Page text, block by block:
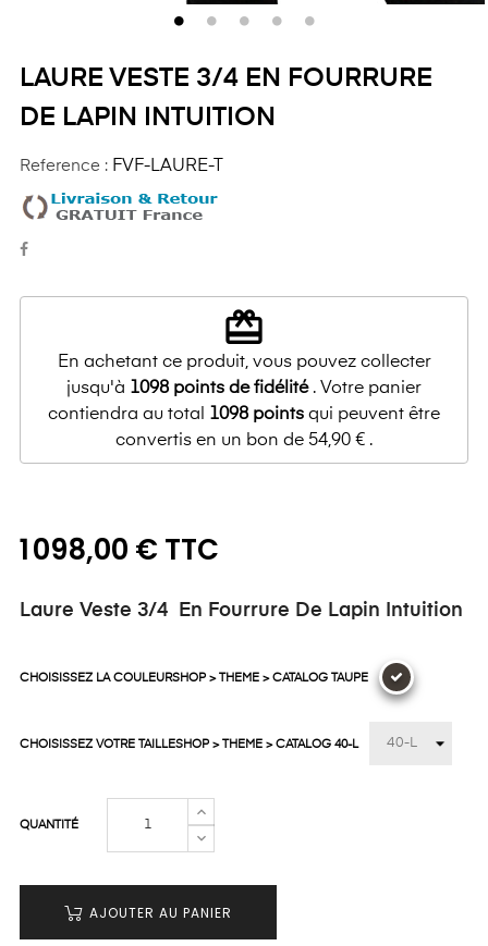
LAURE VESTE 3/4 EN FOURRURE
DE LAPIN INTUITION
Reference : FVF-LAURE-T
redeem
En achetant ce produit, vous pouvez collecter
jusqu'à 1098 points de fidélité. Votre panier
contiendra au total 1098 points qui peuvent être
convertis en un bon de 54,90 € .
1 098,00 € TTC
Laure Veste 3/4 En Fourrure De Lapin Intuition
CHOISISSEZ LA COULEURSHOP > THEME > CATALOG TAUPE
CHOISISSEZ VOTRE TAILLESHOP > THEME > CATALOG 40-L
QUANTITÉ
AJOUTER AU PANIER